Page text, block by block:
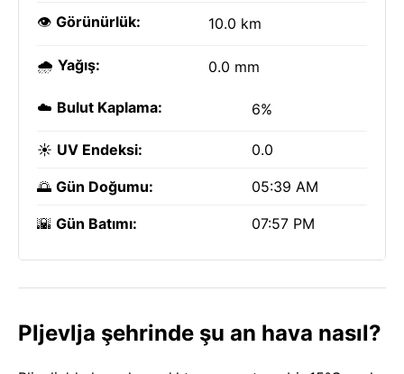
👁️ Görünürlük: 10.0 km
🌧️ Yağış: 0.0 mm
☁️ Bulut Kaplama: 6%
☀️ UV Endeksi: 0.0
🌅 Gün Doğumu: 05:39 AM
🌇 Gün Batımı: 07:57 PM
Pljevlja şehrinde şu an hava nasıl?